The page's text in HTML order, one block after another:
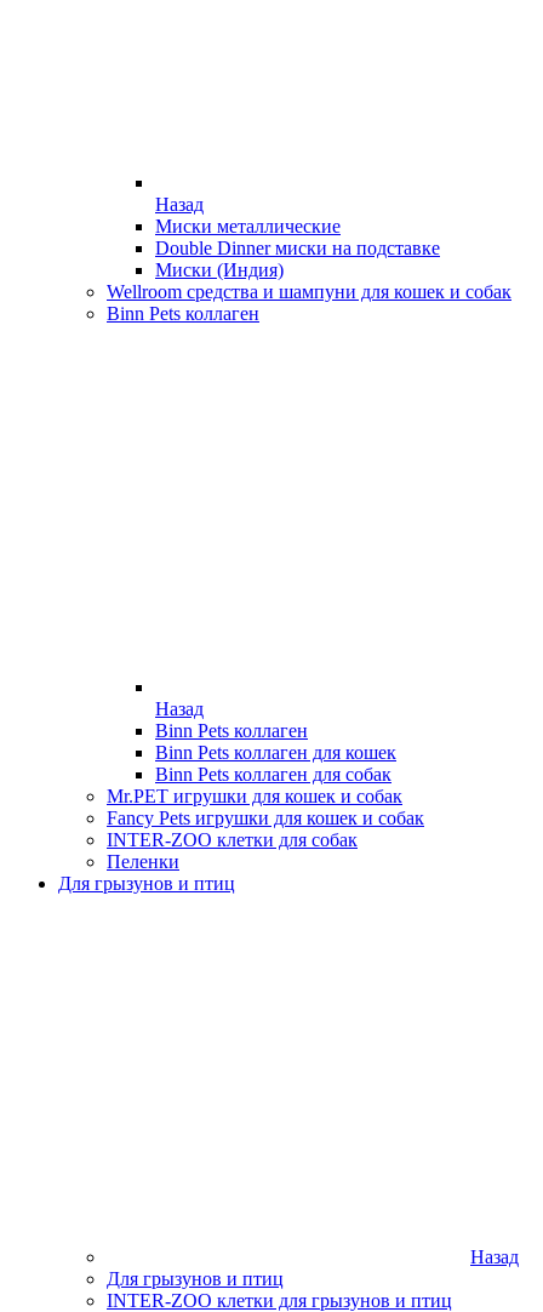
Назад
Миски металлические
Double Dinner миски на подставке
Миски (Индия)
Wellroom средства и шампуни для кошек и собак
Binn Pets коллаген
Назад
Binn Pets коллаген
Binn Pets коллаген для кошек
Binn Pets коллаген для собак
Mr.PET игрушки для кошек и собак
Fancy Pets игрушки для кошек и собак
INTER-ZOO клетки для собак
Пеленки
Для грызунов и птиц
Назад
Для грызунов и птиц
INTER-ZOO клетки для грызунов и птиц